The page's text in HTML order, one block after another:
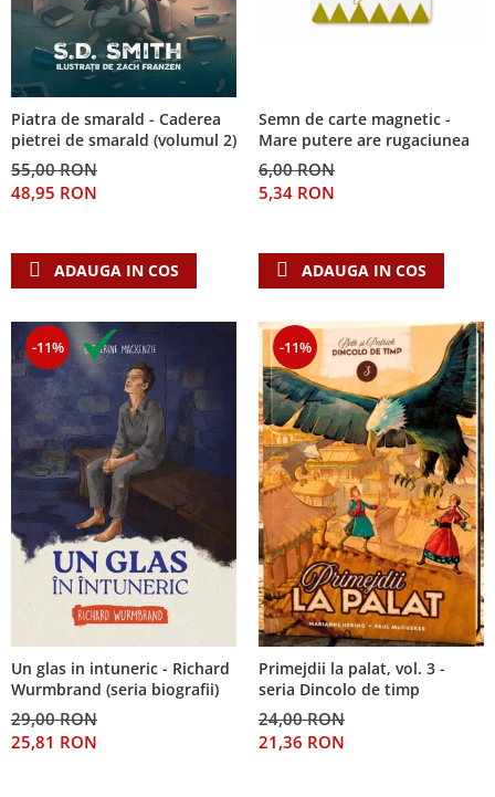
Piatra de smarald - Caderea
pietrei de smarald (volumul 2)
55,00 RON
48,95 RON
ADAUGA IN COS
Semn de carte magnetic -
Mare putere are rugaciunea
6,00 RON
5,34 RON
ADAUGA IN COS
-11%
Un glas in intuneric - Richard
Wurmbrand (seria biografii)
29,00 RON
25,81 RON
-11%
Primejdii la palat, vol. 3 -
seria Dincolo de timp
24,00 RON
21,36 RON